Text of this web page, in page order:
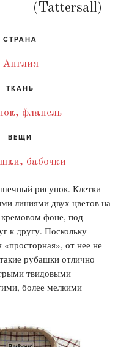
(Tattersall)
СТРАНА
Англия
ТКАНЬ
фланель
ВЕЩИ
бабочки
рисунок. Клетки
линиями двух цветов на
фоне, под
к другу. Поскольку
«просторная», от нее не
рубашки отлично
твидовыми
более мелкими